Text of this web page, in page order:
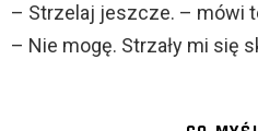
– Strzelaj jeszcze. – mówi
– Nie mogę. Strzały mi się